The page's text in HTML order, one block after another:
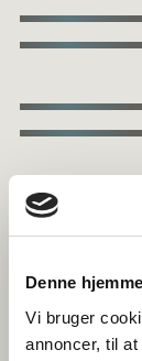
Denne
Vi bruger
annoncer, til